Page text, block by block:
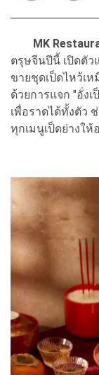
MK
ตรุษจีนปีนี้ เปิดตัว
ขายชุดเป็ดไหว้เ
ด้วยการแจก "อั่ง
เพื่อราดได้ทั้งตัว
ทุกเมนูเป็ดย่างให้